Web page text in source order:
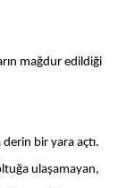
mağdur edildiği
bir yara açtı.
ulaşamayan,